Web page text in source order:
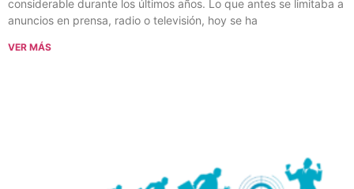
considerable durante los últimos años. Lo que antes se limitaba a
anuncios en prensa, radio o televisión, hoy se ha
VER MÁS